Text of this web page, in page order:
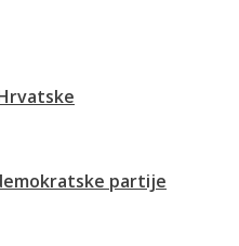
partije